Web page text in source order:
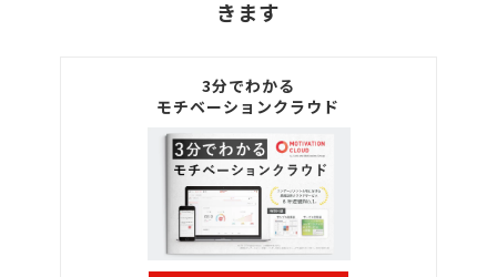
きます
3分でわかる
モチベーションクラウド